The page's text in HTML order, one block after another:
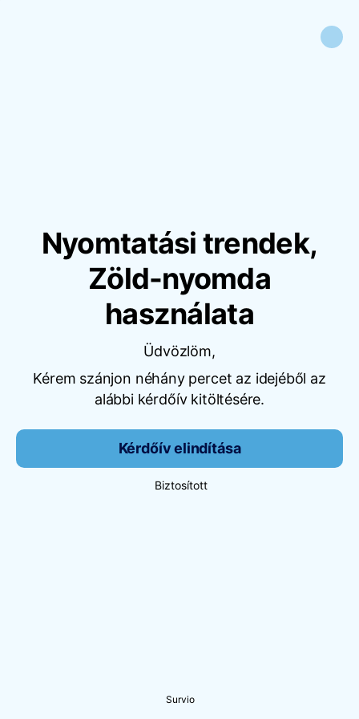
Nyomtatási trendek,
Zöld-nyomda
használata
Üdvözlöm,
Kérem szánjon néhány percet az idejéből az
alábbi kérdőív kitöltésére.
Kérdőív elindítása
Biztosított
Survio